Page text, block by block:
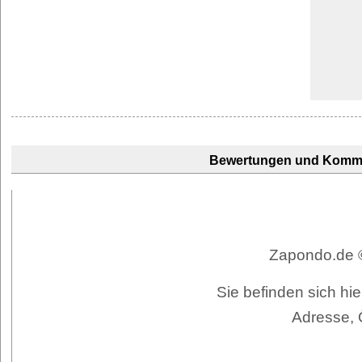
Bewertungen und
Zapondo.de
Sie befinden sich
Adresse,